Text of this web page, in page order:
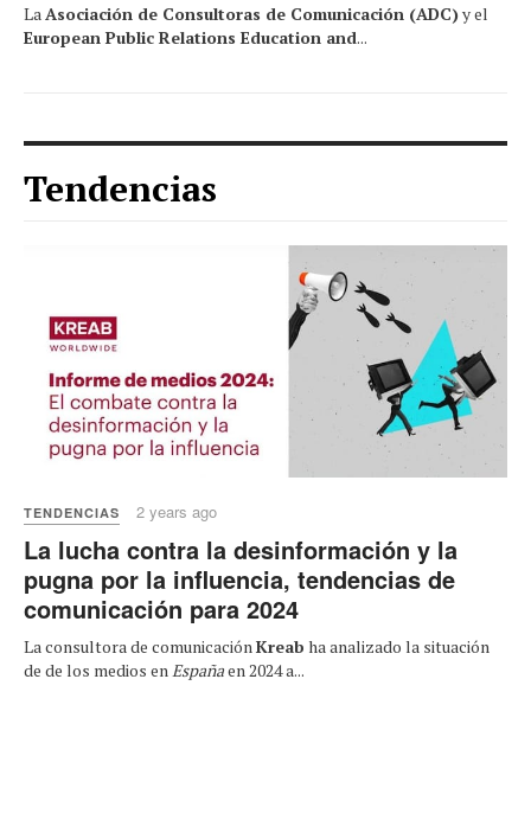
La Asociación de Consultoras de Comunicación (ADC)y el
European Public Relations Education and...
Tendencias
TENDENCIAS 2 years ago
La lucha contra la desinformación y la
pugna por la influencia, tendencias de
comunicación para 2024
La consultora de comunicaciónKreab ha analizado la situación
de de los medios enEspañaen 2024 a...